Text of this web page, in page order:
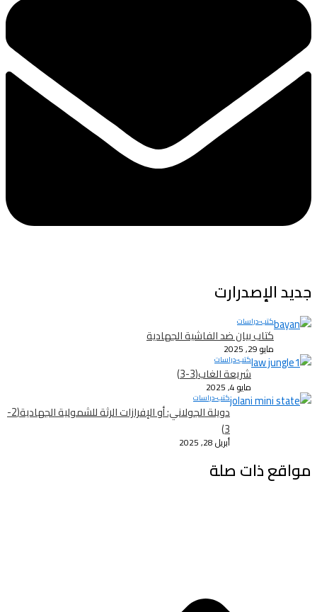
جديد الإصدرارت
كتب-دراسات
كتاب بيان ضد الفاشية الجهادية
مايو 29, 2025
كتب-دراسات
شريعة الغاب(3-3)
مايو 4, 2025
كتب-دراسات
دويلة الجولاني: أو الإفرازات الرثة للشمولية الجهادية(2-
3)
أبريل 28, 2025
مواقع ذات صلة